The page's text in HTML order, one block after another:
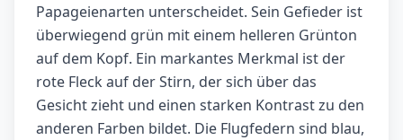
Papageienarten unterscheidet. Sein Gefieder ist
überwiegend grün mit einem helleren Grünton
auf dem Kopf. Ein markantes Merkmal ist der
rote Fleck auf der Stirn, der sich über das
Gesicht zieht und einen starken Kontrast zu den
anderen Farben bildet. Die Flugfedern sind blau,